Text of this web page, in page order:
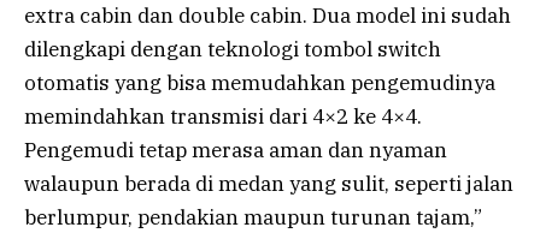
extra cabin dan double cabin. Dua model ini sudah
dilengkapi dengan teknologi tombol switch
otomatis yang bisa memudahkan pengemudinya
memindahkan transmisi dari 4×2 ke 4×4.
Pengemudi tetap merasa aman dan nyaman
walaupun berada di medan yang sulit, seperti jalan
berlumpur, pendakian maupun turunan tajam,”